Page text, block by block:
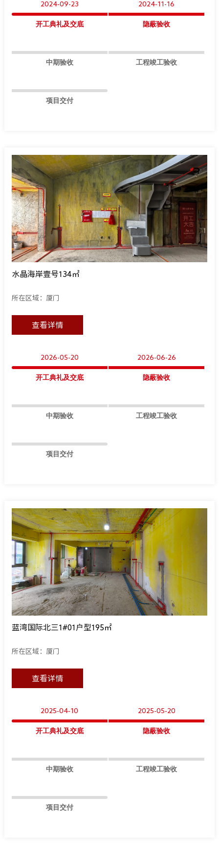
2024-09-23
开工典礼及交底
2024-11-16
隐蔽验收
中期验收 工程竣工验收
项目交付
水晶海岸壹号134㎡
所在区域：厦门
查看详情
2026-05-20
开工典礼及交底
2026-06-26
隐蔽验收
中期验收 工程竣工验收
项目交付
蓝湾国际北三1#01户型195㎡
所在区域：厦门
查看详情
2025-04-10
开工典礼及交底
2025-05-20
隐蔽验收
中期验收 工程竣工验收
项目交付